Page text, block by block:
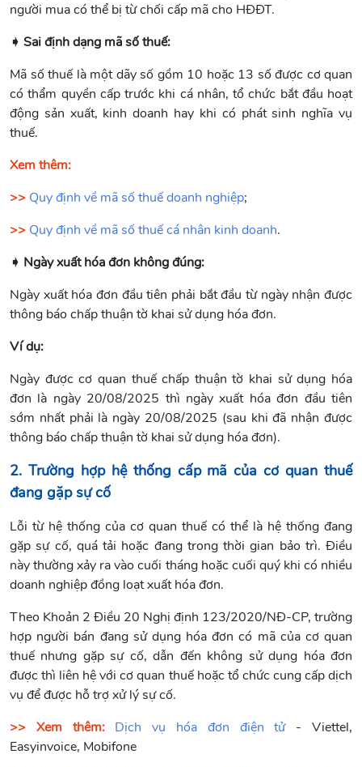
người mua có thể bị từ chối cấp mã cho HĐĐT.
➧ Sai định dạng mã số thuế:
Mã số thuế là một dãy số gồm 10 hoặc 13 số được cơ quan
có thẩm quyền cấp trước khi cá nhân, tổ chức bắt đầu hoạt
động sản xuất, kinh doanh hay khi có phát sinh nghĩa vụ
thuế.
Xem thêm:
>> Quy định về mã số thuế doanh nghiệp;
>> Quy định về mã số thuế cá nhân kinh doanh.
➧ Ngày xuất hóa đơn không đúng:
Ngày xuất hóa đơn đầu tiên phải bắt đầu từ ngày nhận được
thông báo chấp thuận tờ khai sử dụng hóa đơn.
Ví dụ:
Ngày được cơ quan thuế chấp thuận tờ khai sử dụng hóa
đơn là ngày 20/08/2025 thì ngày xuất hóa đơn đầu tiên
sớm nhất phải là ngày 20/08/2025 (sau khi đã nhận được
thông báo chấp thuận tờ khai sử dụng hóa đơn).
2. Trường hợp hệ thống cấp mã của cơ quan thuế
đang gặp sự cố
Lỗi từ hệ thống của cơ quan thuế có thể là hệ thống đang
gặp sự cố, quá tải hoặc đang trong thời gian bảo trì. Điều
này thường xảy ra vào cuối tháng hoặc cuối quý khi có nhiều
doanh nghiệp đồng loạt xuất hóa đơn.
Theo Khoản 2 Điều 20 Nghị định 123/2020/NĐ-CP, trường
hợp người bán đang sử dụng hóa đơn có mã của cơ quan
thuế nhưng gặp sự cố, dẫn đến không sử dụng hóa đơn
được thì liên hệ với cơ quan thuế hoặc tổ chức cung cấp dịch
vụ để được hỗ trợ xử lý sự cố.
>> Xem thêm: Dịch vụ hóa đơn điện tử- Viettel,
Easyinvoice, Mobifone